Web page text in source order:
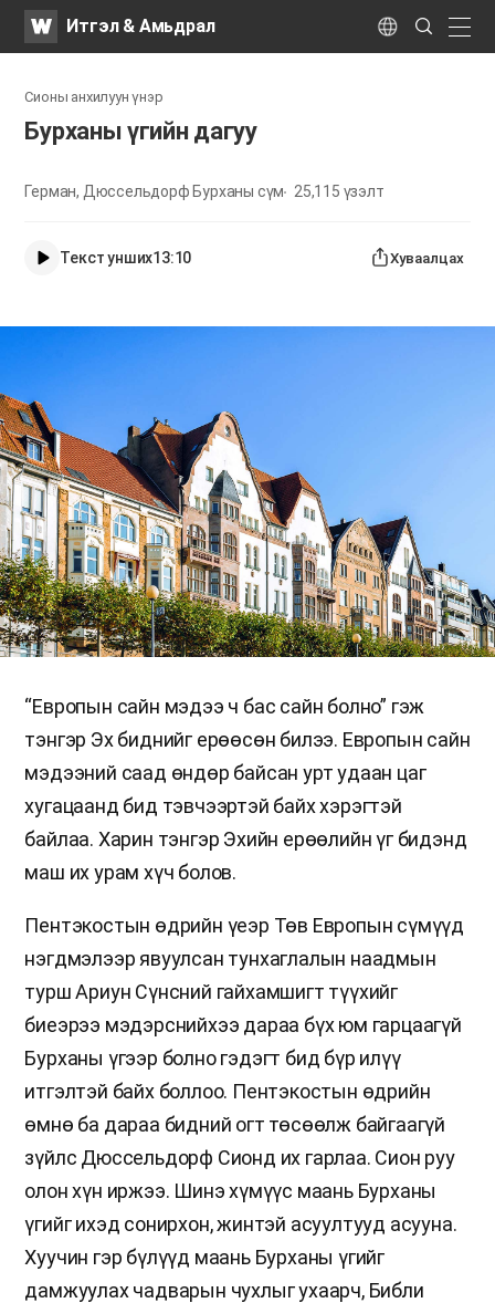
WATVИтгэл & Амьдрал Language
Search
Submit
Сионы анхилуун үнэр
Бурханы үгийн дагуу
Герман, Дюссельдорф Бурханы сүм 25,115 үзэлт
Текст унших13:10 Хуваалцах
“Европын сайн мэдээ ч бас сайн болно” гэж
тэнгэр Эх биднийг ерөөсөн билээ. Европын сайн
мэдээний саад өндөр байсан урт удаан цаг
хугацаанд бид тэвчээртэй байх хэрэгтэй
байлаа. Харин тэнгэр Эхийн ерөөлийн үг бидэнд
маш их урам хүч болов.
Пентэкостын өдрийн үеэр Төв Европын сүмүүд
нэгдмэлээр явуулсан тунхаглалын наадмын
турш Ариун Сүнсний гайхамшигт түүхийг
биеэрээ мэдэрснийхээ дараа бүх юм гарцаагүй
Бурханы үгээр болно гэдэгт бид бүр илүү
итгэлтэй байх боллоо. Пентэкостын өдрийн
өмнө ба дараа бидний огт төсөөлж байгаагүй
зүйлс Дюссельдорф Сионд их гарлаа. Сион руу
олон хүн иржээ. Шинэ хүмүүс маань Бурханы
үгийг ихэд сонирхон, жинтэй асуултууд асууна.
Хуучин гэр бүлүүд маань Бурханы үгийг
дамжуулах чадварын чухлыг ухаарч, Библи